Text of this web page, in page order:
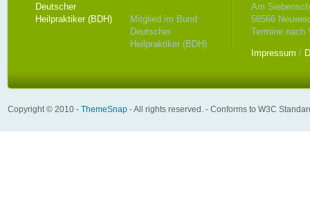
Mitglied im Bund
Deutscher
Heilpraktiker (BDH)
Am
56566
Termine nach
Impressum /
Copyright © 2010 - ThemeSnap - All rights reserved. - Conforms to W3C